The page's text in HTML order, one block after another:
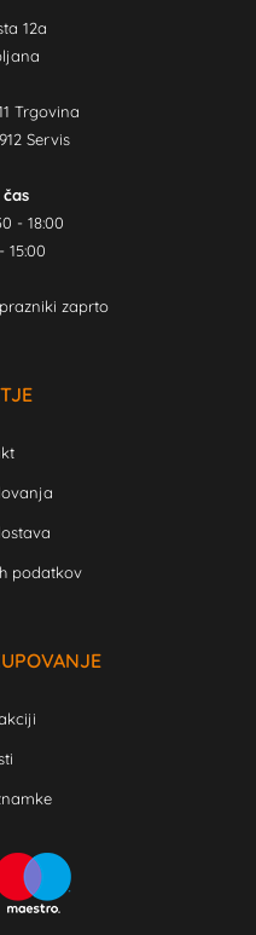
12a
Trgovina
Servis
- 18:00
15:00
zaprto
podatkov